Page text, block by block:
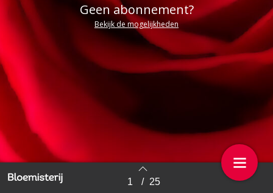
Geen abonnement?
Bekijk de mogelijkheden
Back to index 1 / 25